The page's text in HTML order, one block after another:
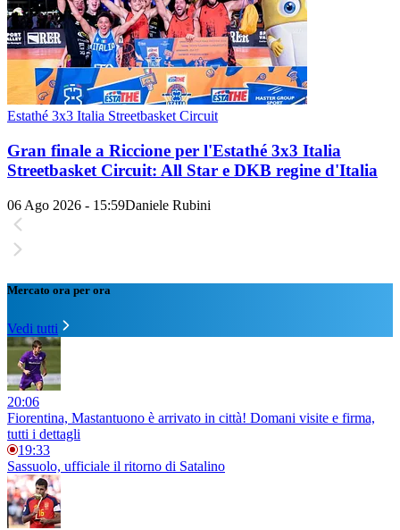
Estathé 3x3 Italia Streetbasket Circuit
Gran finale a Riccione per l'Estathé 3x3 Italia
Streetbasket Circuit: All Star e DKB regine d'Italia
06 Ago 2026 - 15:59Daniele Rubini
Mercato ora per ora
Vedi tutti
20:06
Fiorentina, Mastantuono è arrivato in città! Domani visite e firma,
tutti i dettagli
19:33
Sassuolo, ufficiale il ritorno di Satalino